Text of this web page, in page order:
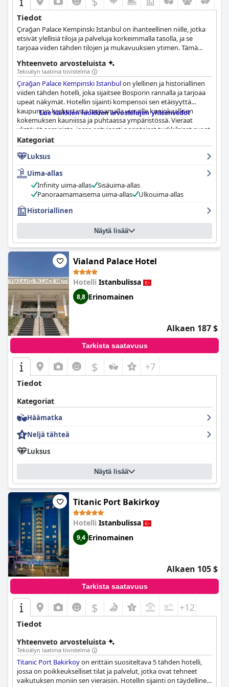
Tiedot
Çırağan Palace Kempinski Istanbul on ihanteellinen niille, jotka
etsivät ylellisiä tiloja ja palveluja korkeimmalla tasolla, ja se
tarjoaa viiden tähden tilojen ja mukavuuksien ytimen. Tämä
jonne pääsee autolla, jahdilla tai helikopterilla, ja se tarjoaa 279
huonetta ja 20 sviittiä, jotka kaikki ovat ylellisiä ja tyylikkäästi
sisustettuja. Tunnettujen spa-tilojensa ja lämmitetyn ulkouima-
altaan ansiosta tämä hotelli sopii ihanteellisesti ylellisimpäänkin
lomamatkaan, ja sen konferenssitilojen ansiosta se on paras
valinta kaikkein ylellisimpiin tapahtumiin ja liikekokouksiin.
Yhteenveto arvosteluista
Tekoälyn laatima tiivistelmä
Çırağan Palace Kempinski Istanbulon ylellinen ja historiallinen
viiden tähden hotelli, joka sijaitsee Bosporin rannalla ja tarjoaa
upeat näkymät. Hotellin sijainti kompensoi sen etäisyyttä
kaupungin keskustasta tarjoamalla vieraille kuninkaallisen
kokemuksen kauniissa ja puhtaassa ympäristössä. Vieraat
ylistävät aamiaista, jossa erityisesti perinteiset turkkilaiset ruoat
ovat kohokohta, sekä henkilökunnan huomaavaisuutta ja
omistautumista tehdä heidän vierailustaan todella erityinen.
Hotellin uima-allas on puhdas ja hyvin hoidettu, ja sieltä on
henkeäsalpaavat näkymät, ja hotellin tilat ja palvelut ovat
huippuluokkaa. Hotelli huokuu historiaa ja ylellisyyttä kauniilla
marmorilla ja kuninkaallisella tunnelmalla. Vaikka hotelli voi olla
kallis ja saattaa vaatia kunnostusta,Çırağan Palace Kempinski
täydellinen oleskeluun Istanbulissa.
Lue kaikkien luokkien arvostelujen yhteenvedot
Kategoriat
Luksus
Uima-allas
Infinity uima-allas
Sisäuima-allas
Panoraamamaisema uima-allas
Ulkouima-allas
Historiallinen
Näytä lisää
Vialand Palace Hotel
Hotelli Istanbulissa
8,8 Erinomainen
Alkaen 187 $
Tarkista saatavuus
$ +7
Tiedot
Kategoriat
Häämatka
Neljä tähteä
Luksus
Näytä lisää
Titanic Port Bakirkoy
Hotelli Istanbulissa
9,4 Erinomainen
Alkaen 105 $
Tarkista saatavuus
$ +12
Tiedot
Yhteenveto arvosteluista
Tekoälyn laatima tiivistelmä
Titanic Port Bakirkoyon erittäin suositeltava 5 tähden hotelli,
jossa on poikkeukselliset tilat ja palvelut, jotka ovat tehneet
vaikutuksen moniin sen vieraisiin. Hotellin sijainti on täydellinen